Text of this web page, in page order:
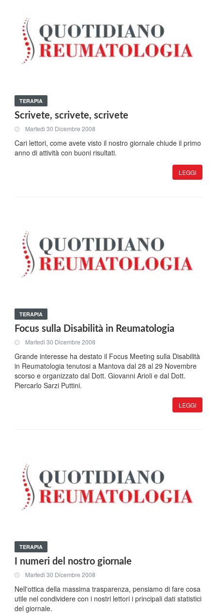
TERAPIA
Scrivete, scrivete, scrivete
Martedi 30 Dicembre 2008
Cari lettori, come avete visto il nostro giornale chiude il primo
anno di attività con buoni risultati.
LEGGI
TERAPIA
Focus sulla Disabilità in Reumatologia
Martedi 30 Dicembre 2008
Grande interesse ha destato il Focus Meeting sulla Disabilità
in Reumatologia tenutosi a Mantova dal 28 al 29 Novembre
scorso e organizzato dal Dott. Giovanni Arioli e dal Dott.
Piercarlo Sarzi Puttini.
LEGGI
TERAPIA
I numeri del nostro giornale
Martedi 30 Dicembre 2008
Nell'ottica della massima trasparenza, pensiamo di fare cosa
utile nel condividere con i nostri lettori i principali dati statistici
del giornale.